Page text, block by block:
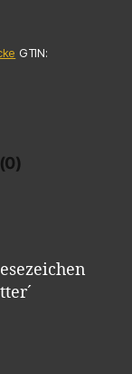
GTIN: